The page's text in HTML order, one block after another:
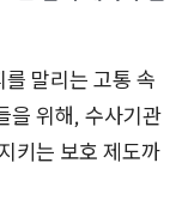
말리는 고통 속
을 위해, 수사기관
키는 보호 제도까